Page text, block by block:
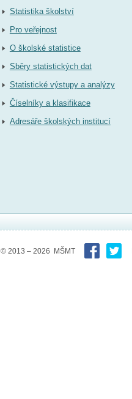
Statistika školství
Pro veřejnost
O školské statistice
Sběry statistických dat
Statistické výstupy a analýzy
Číselníky a klasifikace
Adresáře školských institucí
© 2013 – 2026 MŠMT